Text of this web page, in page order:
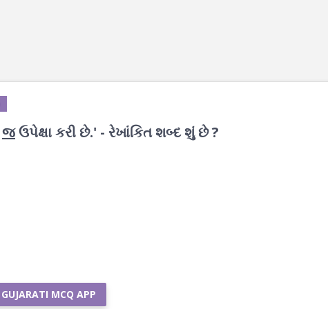
જઉપેક્ષા કરી છે.' - રેખાંકિત શબ્દ શું છે ?
MCQ APP